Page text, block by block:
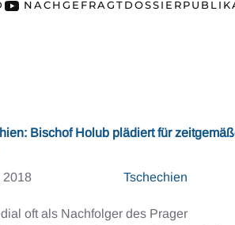
NACHGEFRAGTDOSSIER
Bischof Holub plädiert für
2018
Tschechien
oft als Nachfolger des Prager